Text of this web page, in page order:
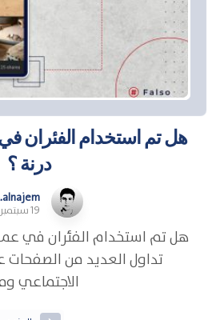
هل تم استخدام الفئران
درنة ؟
19 سبتمبر، 2023
هل تم استخدام الفئران في
تداول العديد من الصفحات
الاجتماعي